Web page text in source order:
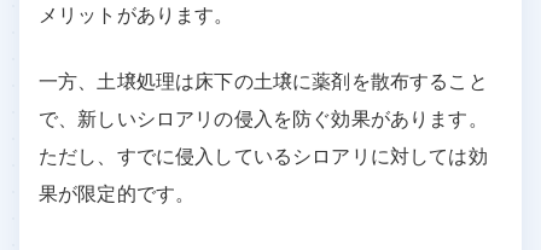
メリットがあります。
一方、土壌処理は床下の土壌に薬剤を散布すること
で、新しいシロアリの侵入を防ぐ効果があります。
ただし、すでに侵入しているシロアリに対しては効
果が限定的です。